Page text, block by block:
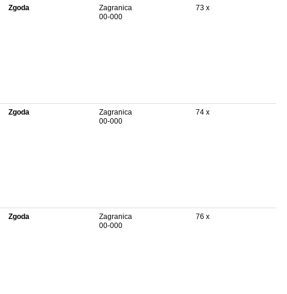
Zgoda
Zagranica
00-000
73 x
Zgoda
Zagranica
00-000
74 x
Zgoda
Zagranica
00-000
76 x